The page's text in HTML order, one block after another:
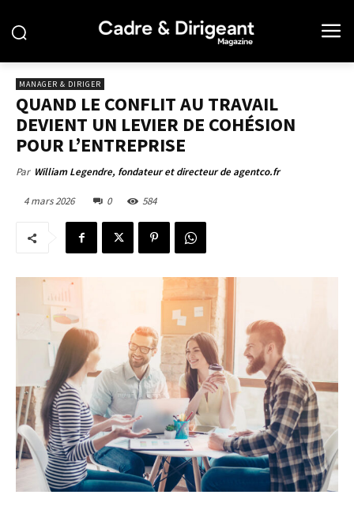
MANAGER & DIRIGER
QUAND LE CONFLIT AU TRAVAIL
DEVIENT UN LEVIER DE COHÉSION
POUR L’ENTREPRISE
Par William Legendre, fondateur et directeur de agentco.fr
4 mars 2026 0 584